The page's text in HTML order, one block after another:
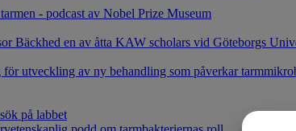
- podcast av Nobel Prize Museum
Bäckhed en av åtta KAW scholars vid Göteborgs
för utveckling av ny behandling som påverkar
på labbet